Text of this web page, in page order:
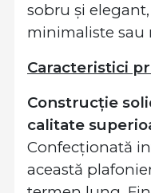
sobru și
minimaliste sau
Caracteristici
Construcție
calitate
Confecționată
această